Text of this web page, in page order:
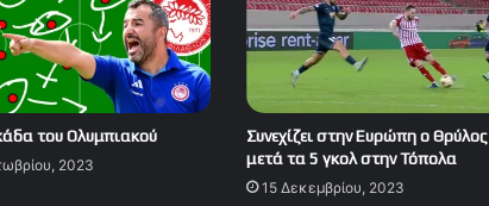
του Ολυμπιακού
2023
Συνεχίζει στην Ευρώπη ο Θρύλος
μετά τα 5 γκολ στην Τόπολα
15 Δεκεμβρίου, 2023